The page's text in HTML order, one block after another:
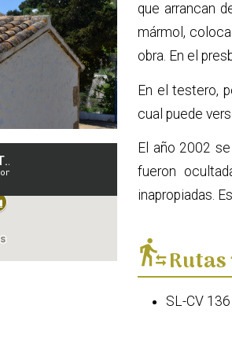
que arrancan
mármol,
obra. En el
En el testero,
cual puede
El año 2002
fueron
inapropiadas.
transfer_within_a_station
SL-CV